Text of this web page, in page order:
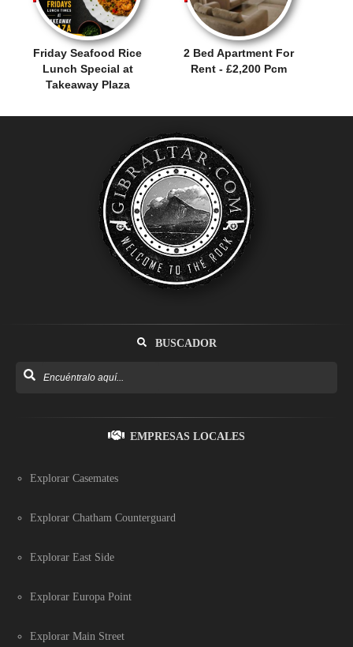
Friday Seafood Rice
Lunch Special at
Takeaway Plaza
2 Bed Apartment For
Rent - £2,200 Pcm
BUSCADOR
EMPRESAS LOCALES
Explorar Casemates
Explorar Chatham Counterguard
Explorar East Side
Explorar Europa Point
Explorar Main Street